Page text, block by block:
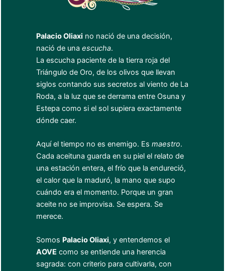
Palacio Oliaxi no nació de una decisión,
nació de una escucha.
La escucha paciente de la tierra roja del
Triángulo de Oro, de los olivos que llevan
siglos contando sus secretos al viento de La
Roda, a la luz que se derrama entre Osuna y
Estepa como si el sol supiera exactamente
dónde caer.
Aquí el tiempo no es enemigo. Es maestro.
Cada aceituna guarda en su piel el relato de
una estación entera, el frío que la endureció,
el calor que la maduró, la mano que supo
cuándo era el momento. Porque un gran
aceite no se improvisa. Se espera. Se
merece.
Somos Palacio Oliaxi, y entendemos el
AOVE como se entiende una herencia
sagrada: con criterio para cultivarla, con